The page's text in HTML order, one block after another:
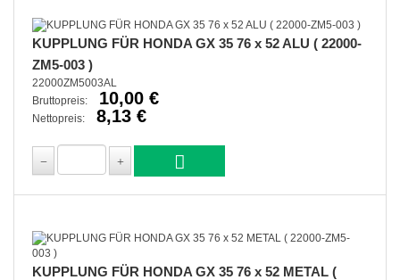
KUPPLUNG FÜR HONDA GX 35 76 x 52 ALU ( 22000-
ZM5-003 )
22000ZM5003AL
Bruttopreis:
10,00 €
Nettopreis: 8,13 €
KUPPLUNG FÜR HONDA GX 35 76 x 52 METAL (